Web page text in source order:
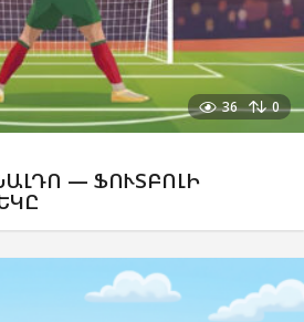
36 0
— ՖՈՒՏԲՈԼԻ